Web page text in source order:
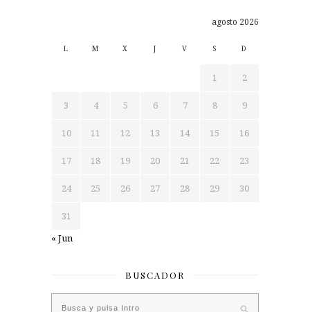
agosto 2026
L M X J V S D
1 2
3 4 5 6 7 8 9
10 11 12 13 14 15 16
17 18 19 20 21 22 23
24 25 26 27 28 29 30
31
« Jun
BUSCADOR